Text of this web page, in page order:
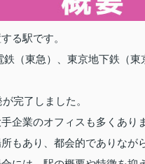
る駅です。
（東急）、東京地下鉄（
完了しました。
企業のオフィスも多くあり
もあり、都会的でありなが